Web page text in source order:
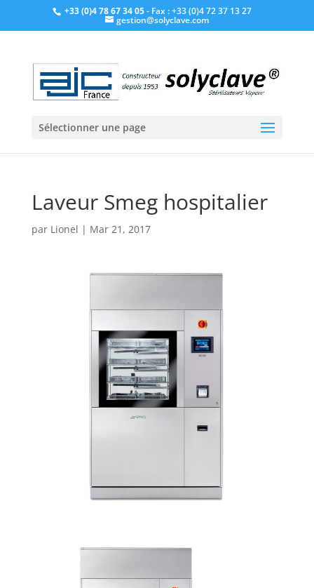
+33 (0)4 78 67 34 05- Fax : +33 (0)4 72 37 13 27
gestion@solyclave.com
Sélectionner une page
Laveur Smeg hospitalier
par Lionel | Mar 21, 2017